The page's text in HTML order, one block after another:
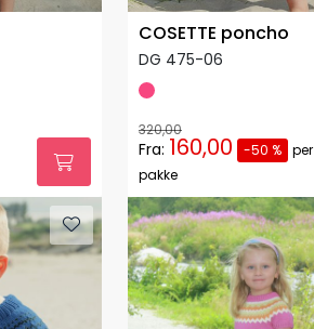
COSETTE poncho
DG 475-06
320,00
Fra: 160,00 -50 % per
pakke